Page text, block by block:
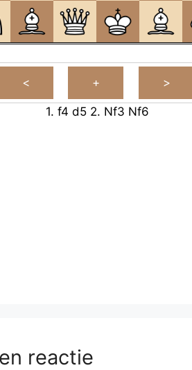
1. f4 d5 2. Nf3 Nf6
reactie